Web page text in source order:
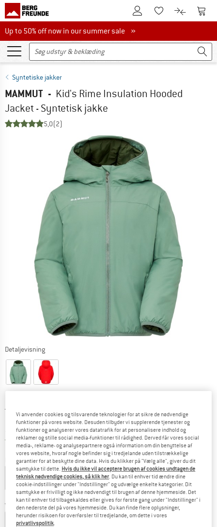
Til kundekontoenTil huskesedlen.
Til Til
Up to 50% off now in our summer sale
Up to 50% off now in our summer sale »
Syntetiske jakker
MAMMUT - Kid's Rime Insulation Hooded
Jacket - Syntetisk jakke
5,0(2)
Detaljevisning
Original pris :
149,95
Pris:
119,96€ inkl. moms.
KR896,74
Gratis forsendelse(DK)Danmark. Oplysninger om
Farve:Willow
20% 20%
Vælg en størrelse:
EU104 EU116 EU 140
Vi anvender cookies og tilsvarende teknologier for at sikre de nødvendige
funktioner på vores website. Desuden tilbyder vi supplerende tjenester og
funktioner og analyserer vores datatrafik for at personalisere indhold og
reklamer og stille social media-funktioner til rådighed. Derved får vores social
media-, reklame- og analysepartnere også information om din benyttelse af
vores website, hvoraf nogle befinder sig i tredjelande uden tilstrækkelige
garantier for at beskytte dine data. Hvis du klikker på "Vælg alle", giver du dit
samtykke til dette. Hvis du ikke vil acceptere brugen af cookies undtagen de
teknisk nødvendige cookies, så klik her . Du kan til enhver tid ændre dine
cookie-indstillinger under "Indstillinger" og udvælge enkelte kategorier. Dit
samtykke er frivilligt og ikke nødvendigt til brugen af denne hjemmeside. Det
kan til enhver tid tilbagekaldes eller gives for første gang under "Indstillinger" i
den nederste del på vores hjemmeside. Du kan finde flere oplysninger,
herunder risikoen for overførsler til tredjelande, om dette i vores
privatlivspolitik